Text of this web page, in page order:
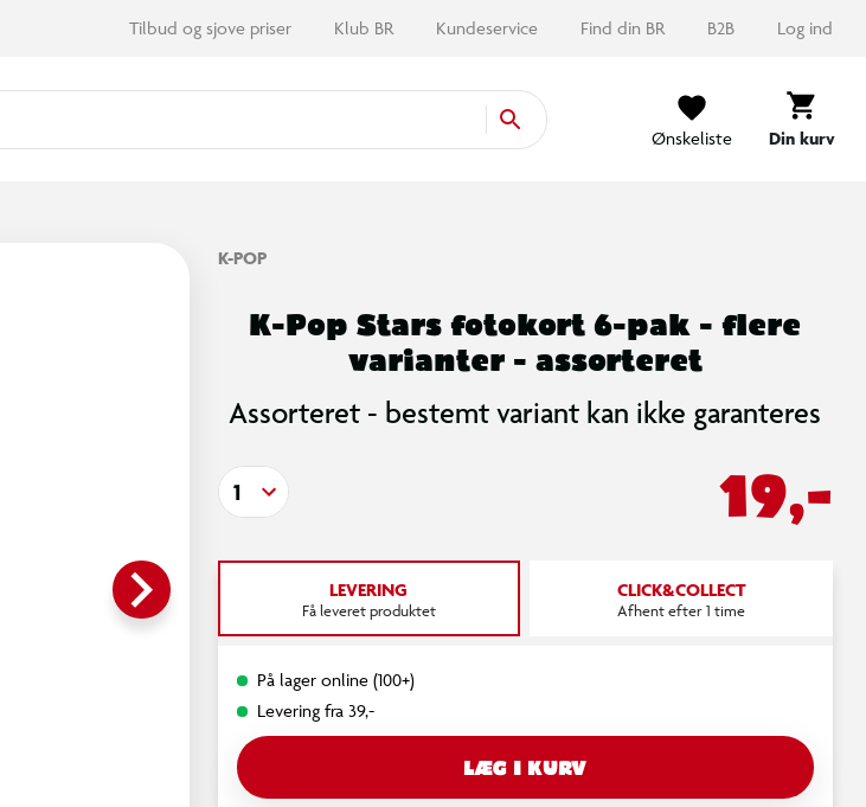
Tilbud og sjove priser Klub BR Kundeservice Find din BR B2B Log ind
Ønskeliste
Din kurv
keyboard_arrow_right
K-POP
K-Pop Stars fotokort 6-pak - flere
varianter - assorteret
Assorteret - bestemt variant kan ikke garanteres
19,-
1
LEVERING
Få leveret produktet
CLICK&COLLECT
Afhent efter 1 time
På lager online (100+)
Levering fra 39,-
LÆG I KURV